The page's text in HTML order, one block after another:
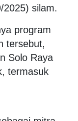
2025) silam.
program
tersebut,
Solo Raya
termasuk